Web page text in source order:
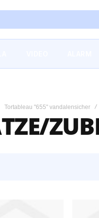
Tortableau "655" vandalensicher